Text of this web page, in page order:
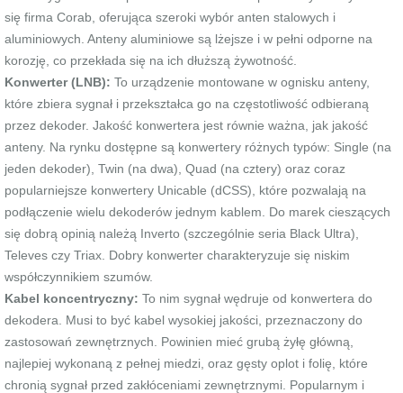
się firma Corab, oferująca szeroki wybór anten stalowych i
aluminiowych. Anteny aluminiowe są lżejsze i w pełni odporne na
korozję, co przekłada się na ich dłuższą żywotność.
Konwerter (LNB): To urządzenie montowane w ognisku anteny,
które zbiera sygnał i przekształca go na częstotliwość odbieraną
przez dekoder. Jakość konwertera jest równie ważna, jak jakość
anteny. Na rynku dostępne są konwertery różnych typów: Single (na
jeden dekoder), Twin (na dwa), Quad (na cztery) oraz coraz
popularniejsze konwertery Unicable (dCSS), które pozwalają na
podłączenie wielu dekoderów jednym kablem. Do marek cieszących
się dobrą opinią należą Inverto (szczególnie seria Black Ultra),
Televes czy Triax. Dobry konwerter charakteryzuje się niskim
współczynnikiem szumów.
Kabel koncentryczny: To nim sygnał wędruje od konwertera do
dekodera. Musi to być kabel wysokiej jakości, przeznaczony do
zastosowań zewnętrznych. Powinien mieć grubą żyłę główną,
najlepiej wykonaną z pełnej miedzi, oraz gęsty oplot i folię, które
chronią sygnał przed zakłóceniami zewnętrznymi. Popularnym i